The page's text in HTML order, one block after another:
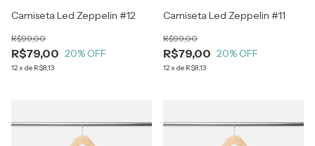
Camiseta Led Zeppelin #12
R$79,00
R$99,00
20% OFF
12x de R$8,13
Camiseta Led Zeppelin #11
R$79,00
R$99,00
20% OFF
12x de R$8,13